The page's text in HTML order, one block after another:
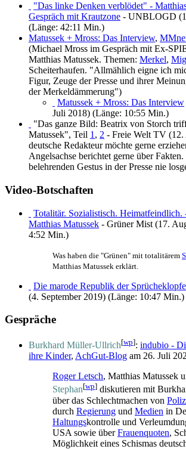
"Das linke Denken verblödet" -
Gespräch mit Krautzone - UNBLOGD
(Länge: 42:11 Min.)
Matussek + Mross: Das Interview,
(Michael Mross im Gespräch mit Ex-
Matthias Matussek. Themen: Merkel,
Scheiter­haufen. "Allmählich eigne ich
Figur, Zeuge der Presse und ihrer
der Merkel­dämmerung")
Matussek + Mross: Das Interview
Juli 2018) (Länge: 10:55 Min.)
"Das ganze Bild: Beatrix von Storch
Matussek", Teil 1 , 2 - Freie Welt TV
deutsche Redakteur möchte gerne
Angelsachse berichtet gerne über
belehrenden Gestus in der Presse nie
Video-Botschaften
Totalitär. Sozialistisch. Heimatfeindlich.
Matthias Matussek - Grüner Mist (17.
4:52 Min.)
Was haben die "Grünen" mit totalitärem
Matthias Matussek erklärt.
Die marode Republik der
(4. September 2019) (Länge: 10:47 Min.)
Gespräche
Burkhard Müller-Ullrich[wp]: indubio -
ihre Kinder, AchGut-Blog am 26. Juli
Roger Letsch, Matthias Matussek
Stephan[wp] diskutieren mit
über das Schlecht­machen von
durch Regierung und Medien in
Haltungs­kontrolle und
USA sowie überFrauenquoten,
Möglichkeit eines Schismas